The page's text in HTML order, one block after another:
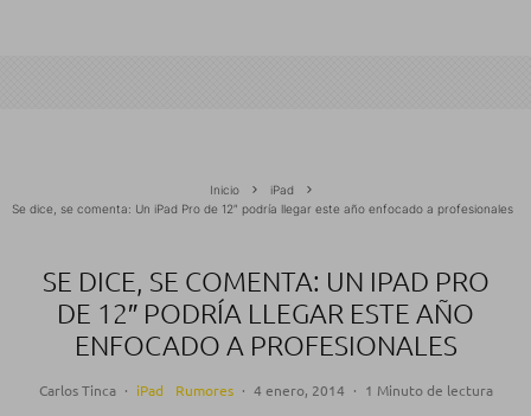
Inicio
iPad
Se dice, se comenta: Un iPad Pro de 12″ podría llegar este año enfocado a profesionales
SE DICE, SE COMENTA: UN IPAD PRO
DE 12″ PODRÍA LLEGAR ESTE AÑO
ENFOCADO A PROFESIONALES
Carlos Tinca · iPad Rumores · 4 enero, 2014 · 1 Minuto de lectura